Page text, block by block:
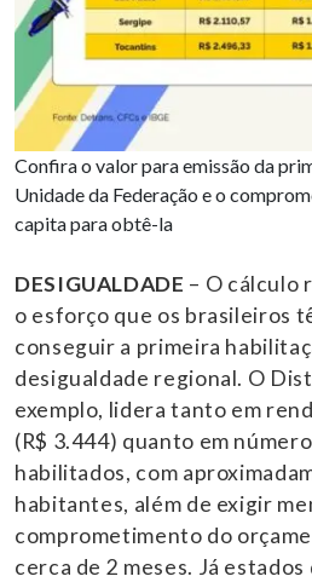
Confira o valor para emissão da
Unidade da Federação e o
capita para obtê-la
DESIGUALDADE – O cálculo
o esforço que os brasileiros
conseguir a primeira
desigualdade regional. O
exemplo, lidera tanto em
(R$ 3.444) quanto em
habilitados, com
habitantes, além de exigir
comprometimento do
cerca de 2 meses. Já